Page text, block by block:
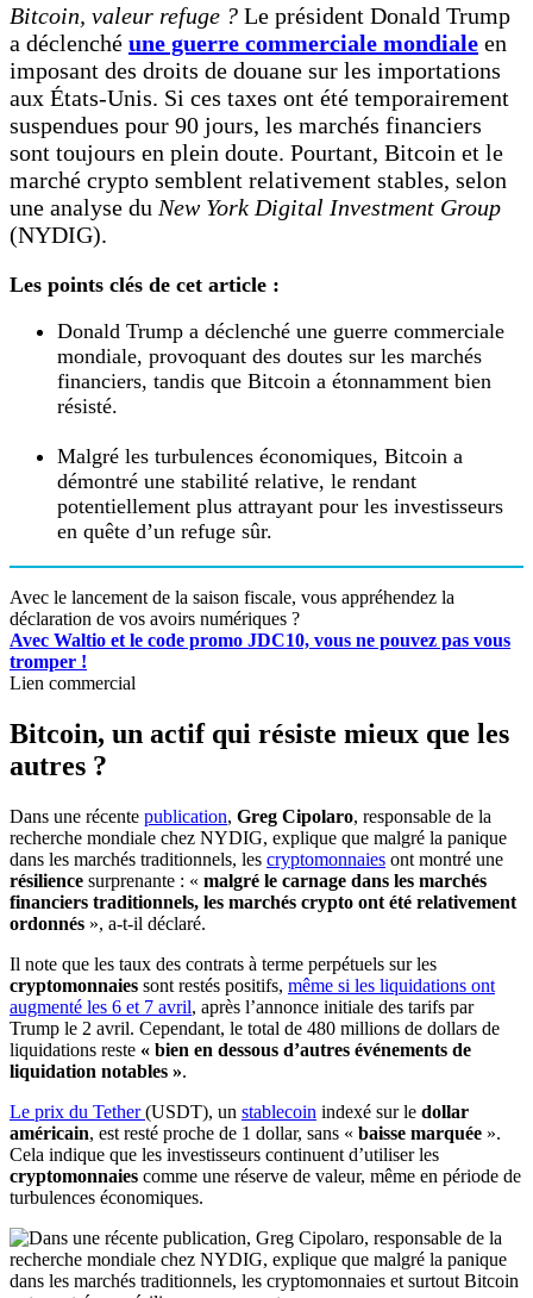
Bitcoin, valeur refuge ? Le président Donald Trump
a déclenché une guerre commerciale mondiale en
imposant des droits de douane sur les importations
aux États-Unis. Si ces taxes ont été temporairement
suspendues pour 90 jours, les marchés financiers
sont toujours en plein doute. Pourtant, Bitcoin et le
marché crypto semblent relativement stables, selon
une analyse du New York Digital Investment Group
(NYDIG).
Les points clés de cet article :
Donald Trump a déclenché une guerre commerciale
mondiale, provoquant des doutes sur les marchés
financiers, tandis que Bitcoin a étonnamment bien
résisté.
Malgré les turbulences économiques, Bitcoin a
démontré une stabilité relative, le rendant
potentiellement plus attrayant pour les investisseurs
en quête d’un refuge sûr.
Avec le lancement de la saison fiscale, vous appréhendez la
déclaration de vos avoirs numériques ?
Avec Waltio et le code promo JDC10, vous ne pouvez pas vous
tromper !
Lien commercial
Bitcoin, un actif qui résiste mieux que les
autres ?
Dans une récente publication, Greg Cipolaro, responsable de la
recherche mondiale chez NYDIG, explique que malgré la panique
dans les marchés traditionnels, les cryptomonnaies ont montré une
résilience surprenante : « malgré le carnage dans les marchés
financiers traditionnels, les marchés crypto ont été relativement
ordonnés », a-t-il déclaré.
Il note que les taux des contrats à terme perpétuels sur les
cryptomonnaies sont restés positifs, même si les liquidations ont
augmenté les 6 et 7 avril, après l’annonce initiale des tarifs par
Trump le 2 avril. Cependant, le total de 480 millions de dollars de
liquidations reste « bien en dessous d’autres événements de
liquidation notables ».
Le prix du Tether(USDT), un stablecoin indexé sur le dollar
américain, est resté proche de 1 dollar, sans « baisse marquée ».
Cela indique que les investisseurs continuent d’utiliser les
cryptomonnaies comme une réserve de valeur, même en période de
turbulences économiques.